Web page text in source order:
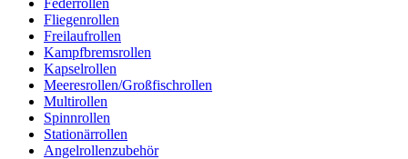
Fliegenrollen
Freilaufrollen
Kampfbremsrollen
Kapselrollen
Meeresrollen/Großfischrollen
Multirollen
Spinnrollen
Stationärrollen
Angelrollenzubehör